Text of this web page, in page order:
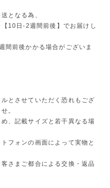
となる為、
10日-2週間前後】でお届けし
前後かかる場合がございま
とさせていただく恐れもござ
。
、記載サイズと若干異なる場
フォンの画面によって実物と
さまご都合による交換・返品